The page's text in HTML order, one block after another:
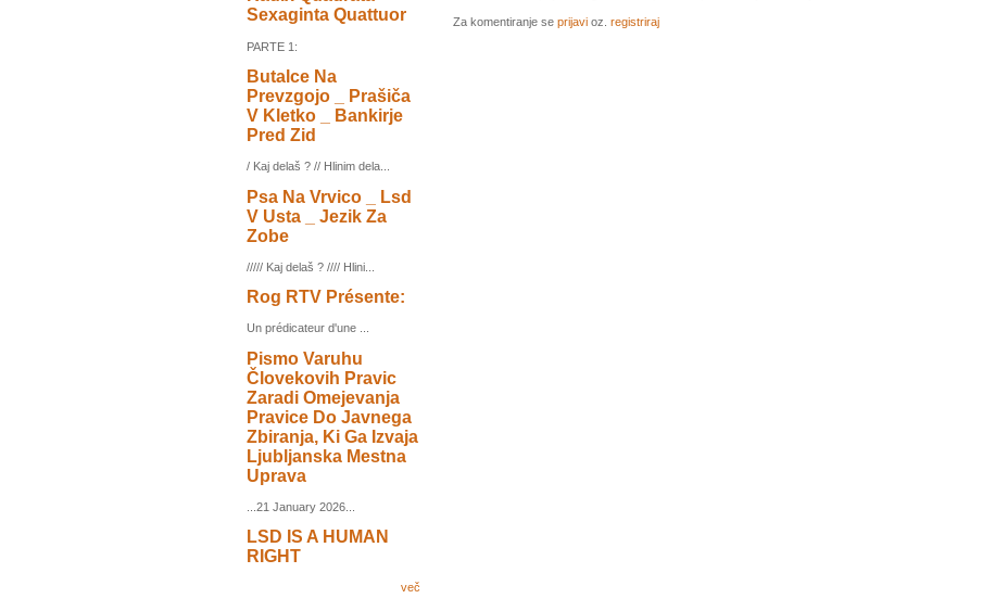
Sexaginta Quattuor
PARTE 1:
Butalce Na
Prevzgojo _ Prašiča
V Kletko _ Bankirje
Pred Zid
/ Kaj delaš ? // Hlinim dela...
Psa Na Vrvico _ Lsd
V Usta _ Jezik Za
Zobe
///// Kaj delaš ? //// Hlini...
Rog RTV Présente:
Un prédicateur d'une ...
Pismo Varuhu
Človekovih Pravic
Zaradi Omejevanja
Pravice Do Javnega
Zbiranja, Ki Ga Izvaja
Ljubljanska Mestna
Uprava
...21 January 2026...
LSD IS A HUMAN
RIGHT
več
Za komentiranje se prijavi oz. registriraj